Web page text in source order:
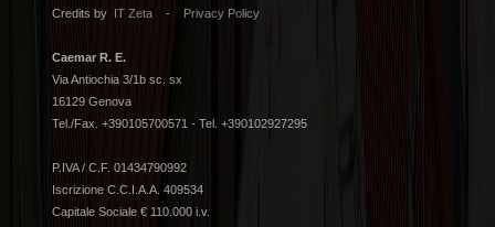
Credits by
IT Zeta- Privacy Policy
Caemar R. E.
Via Antiochia 3/1b sc. sx
16129 Genova
Tel./Fax. +390105700571 - Tel. +390102927295
P.IVA / C.F. 01434790992
Iscrizione C.C.I.A.A. 409534
Capitale Sociale € 110.000 i.v.